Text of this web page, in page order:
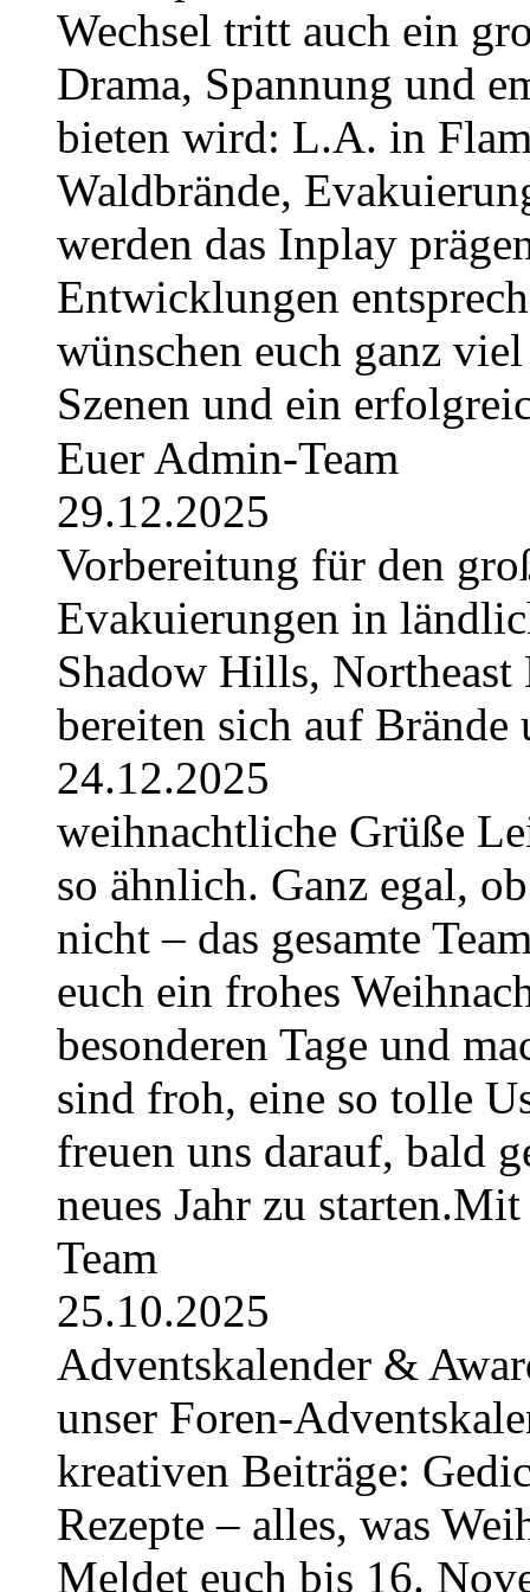
Wechsel tritt auch ein
Drama, Spannung und
bieten wird: L.A. in
Waldbrände,
werden das Inplay
Entwicklungen
wünschen euch ganz
Szenen und ein
Euer Admin-Team
29.12.2025
Vorbereitung für den
Evakuierungen in
Shadow Hills,
bereiten sich auf
24.12.2025
weihnachtliche Grüße
so ähnlich. Ganz egal,
nicht – das gesamte
euch ein frohes
besonderen Tage und
sind froh, eine so tolle
freuen uns darauf, bald
neues Jahr zu
Team
25.10.2025
Adventskalender &
unser Foren-
kreativen Beiträge:
Rezepte – alles, was
Meldet euch bis 16.